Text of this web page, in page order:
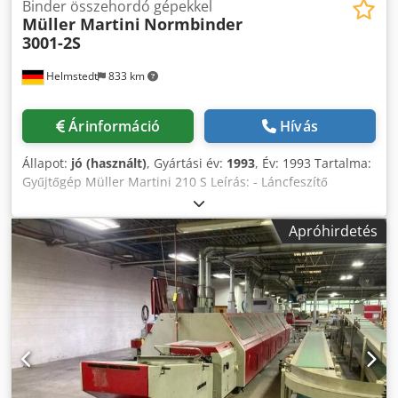
Helmstedt 833 km
Binder összehordó gépekkel
Müller Martini Normbinder
3001-2S
Árinformáció Hívás
Állapot: jó (használt), Gyártási év: 1993, Év: 1993 Tartalma:
Gyűjtőgép Müller Martini 210 S Leírás: - Láncfeszítő
állomás - Gyűjtőállomások száma: 18 - Szivattyú - Beállító
elem - Köztes elem rezgővel - Oldalvarró egység - Átvezetés
a ragasztókötőbe Ragasztókötő gép Müller Martini
Normbinder Leírás: - 20 leszorító - Fő maróállomás - 1.
gerinc-előkészítő állomás - Porelszívó rendszer nélkül -
Alap az 1. gerincragasztó rendszerhez - Forró olvadék
gerincragasztó egység, cserélhető - Előolvasztó
gerincragasztó egységhez Chedpfx Ajzg Hdyokqea - Alap az
oldalsó ragasztó rendszerhez - Forró olvadék oldalsó
ragasztó egység, cserélhető - Előolvasztó oldalsó ragasztó
egységhez - SF Stream borítóadagoló - Biegelő állomás -
Apróhirdetés